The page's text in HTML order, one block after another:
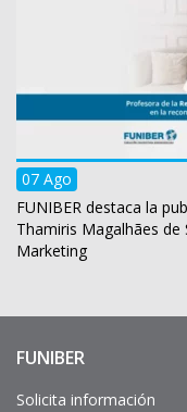
07 Ago
FUNIBER destaca la
Thamiris Magalhães
Marketing
Enlaces
interés
FUNIBER
Solicita información